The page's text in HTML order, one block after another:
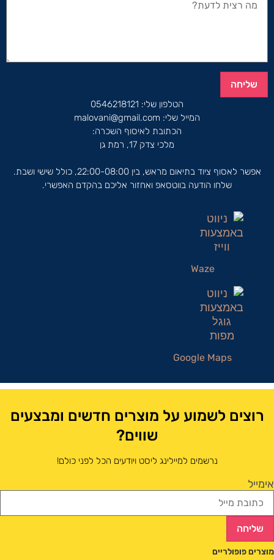
שליחה
הטלפון שלי: 0546218121
המייל שלי: malovani@gmail.com
הכתובת לאיסוף השכרה:
מלכי צדק 17, רמת גן
אפשר לאסוף ציוד בתיאום מראש, בין 22:00-08:00, כולל שישי ושבת.
שלחו הודעה בווטסאפ ואחזור אליכם בהקדם האפשרי.
Waze
Google Maps
רוצים לשמוע על מוצרים חדשים ומבצעים
שווים?
נרשמים למיילינג ליסט ויודעים הכל לפני כולם!
אימייל
שליחה
מוצרים פופולריים